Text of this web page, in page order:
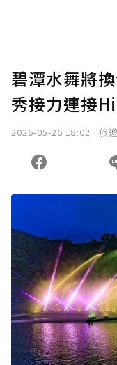
碧潭水舞將
秀接力連接
2026-05-26 18:02 旅